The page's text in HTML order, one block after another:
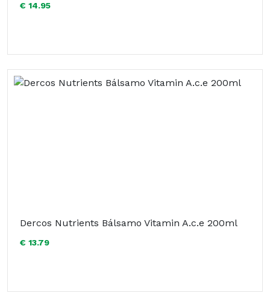
€ 14.95
Dercos Nutrients Bálsamo Vitamin A.c.e 200ml
€ 13.79